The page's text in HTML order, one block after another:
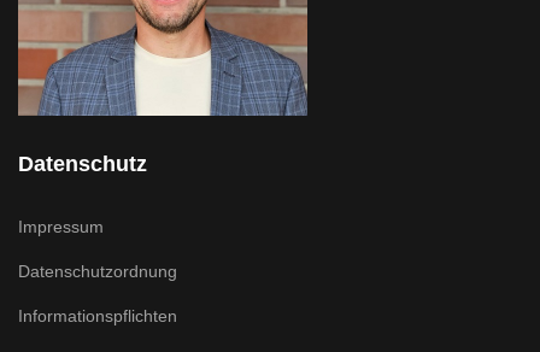
Datenschutz
Impressum
Datenschutzordnung
Informationspflichten